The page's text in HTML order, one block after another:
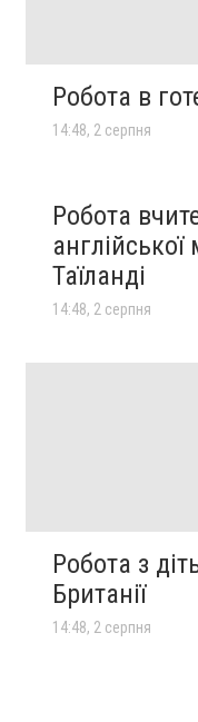
Робота в
14:48, 2 серпня
Робота
Таїланді
14:48, 2 серпня
Робота з
Британії
14:48, 2 серпня